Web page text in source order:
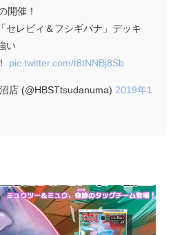
開催！
セレビィ＆フシギバナ」デッキ
い
pic.twitter.com/t8tNNBj8Sb
店 (@HBSTtsudanuma) 2019年1